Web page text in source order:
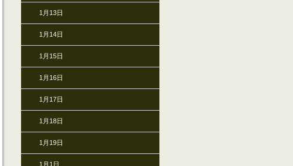
1月13日
1月14日
1月15日
1月16日
1月17日
1月18日
1月19日
1月1日